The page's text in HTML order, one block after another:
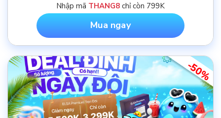
Nhập mã THANG8 chỉ còn 799K
Mua ngay
-50%